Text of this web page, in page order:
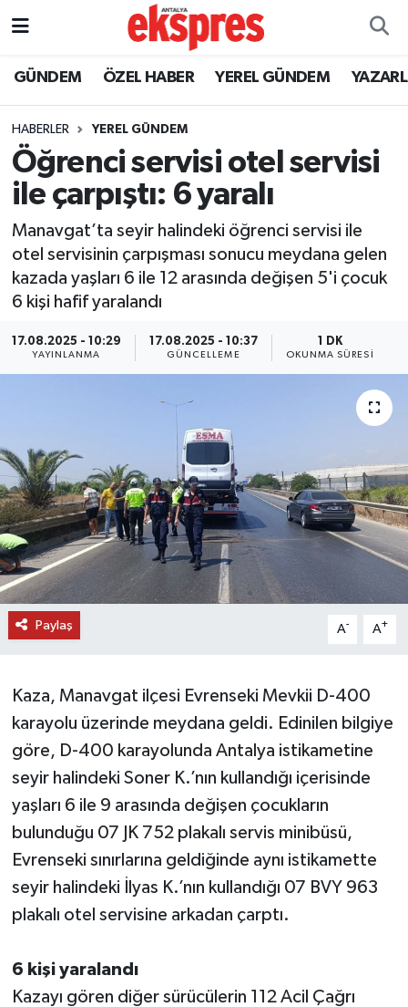
GÜNDEM ÖZEL HABER YEREL GÜNDEM
HABERLER YEREL GÜNDEM
Öğrenci servisi otel servisi
ile çarpıştı: 6 yaralı
Manavgat’ta seyir halindeki öğrenci servisi ile
otel servisinin çarpışması sonucu meydana gelen
kazada yaşları 6 ile 12 arasında değişen 5'i çocuk
6 kişi hafif yaralandı
17.08.2025 - 10:29
YAYINLANMA
17.08.2025 - 10:37
GÜNCELLEME
1 DK
OKUNMA SÜRESI
Paylaş A- A+
Kaza, Manavgat ilçesi Evrenseki Mevkii D-400
karayolu üzerinde meydana geldi. Edinilen bilgiye
göre, D-400 karayolunda Antalya istikametine
seyir halindeki Soner K.’nın kullandığı içerisinde
yaşları 6 ile 9 arasında değişen çocukların
bulunduğu 07 JK 752 plakalı servis minibüsü,
Evrenseki sınırlarına geldiğinde aynı istikamette
seyir halindeki İlyas K.’nın kullandığı 07 BVY 963
plakalı otel servisine arkadan çarptı.
6 kişi yaralandı
Kazayı gören diğer sürücülerin 112 Acil Çağrı
ÖZEL HABER
YEREL GÜNDEM
EKONOMİ
KÜLTÜR - SANAT
SPOR
SİYASET
EĞİTİM
TURİZM
RÖPORTAJ
VİDEO HABERLER
RESMİ İLAN
Nöbetçi Eczaneler
Trafik Durumu
Süper Lig Puan Durumu ve Fikstür
Tüm Manşetler
Son Dakika Haberleri
Haber Arşivi